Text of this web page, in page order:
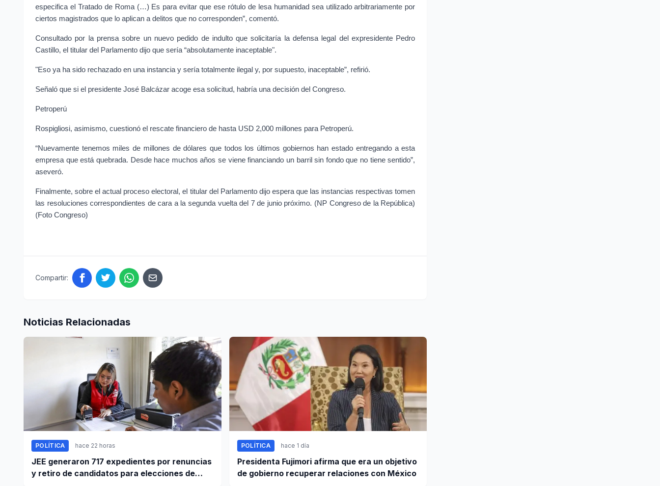
especifica el Tratado de Roma (…) Es para evitar que ese rótulo de lesa humanidad sea utilizado arbitrariamente por
ciertos magistrados que lo aplican a delitos que no corresponden”, comentó.
Consultado por la prensa sobre un nuevo pedido de indulto que solicitaría la defensa legal del expresidente Pedro
Castillo, el titular del Parlamento dijo que sería “absolutamente inaceptable".
"Eso ya ha sido rechazado en una instancia y sería totalmente ilegal y, por supuesto, inaceptable”, refirió.
Señaló que si el presidente José Balcázar acoge esa solicitud, habría una decisión del Congreso.
Petroperú
Rospigliosi, asimismo, cuestionó el rescate financiero de hasta USD 2,000 millones para Petroperú.
“Nuevamente tenemos miles de millones de dólares que todos los últimos gobiernos han estado entregando a esta
empresa que está quebrada. Desde hace muchos años se viene financiando un barril sin fondo que no tiene sentido”,
aseveró.
Finalmente, sobre el actual proceso electoral, el titular del Parlamento dijo espera que las instancias respectivas tomen
las resoluciones correspondientes de cara a la segunda vuelta del 7 de junio próximo. (NP Congreso de la República)
(Foto Congreso)
Compartir:
Noticias Relacionadas
POLÍTICA hace 22 horas
JEE generaron 717 expedientes por renuncias
y retiro de candidatos para elecciones de
POLÍTICA hace 1 día
Presidenta Fujimori afirma que era un objetivo
de gobierno recuperar relaciones con México